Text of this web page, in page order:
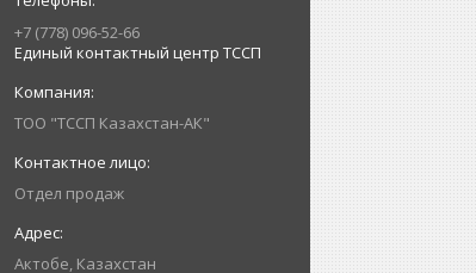
+7 (778) 096-52-66
Единый контактный центр ТССП
ТОО "ТССП Казахстан-АК"
Отдел продаж
Актобе, Казахстан